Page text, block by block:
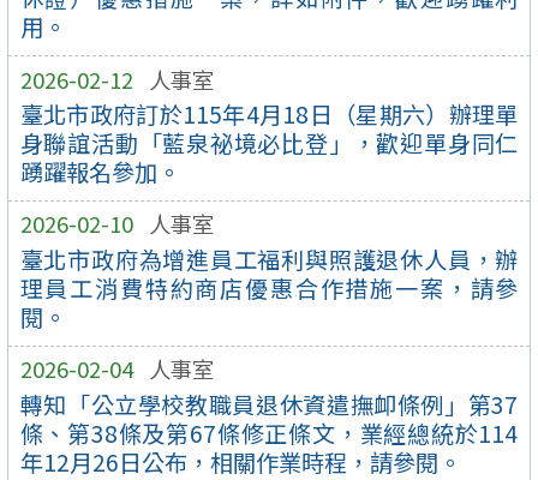
用。
2026-02-12 人事室
臺北市政府訂於115年4月18日（星期六）辦理單
身聯誼活動「藍泉祕境必比登」，歡迎單身同仁
踴躍報名參加。
2026-02-10 人事室
臺北市政府為增進員工福利與照護退休人員，辦
理員工消費特約商店優惠合作措施一案，請參
閱。
2026-02-04 人事室
轉知「公立學校教職員退休資遣撫卹條例」第37
條、第38條及第67條修正條文，業經總統於114
年12月26日公布，相關作業時程，請參閱。